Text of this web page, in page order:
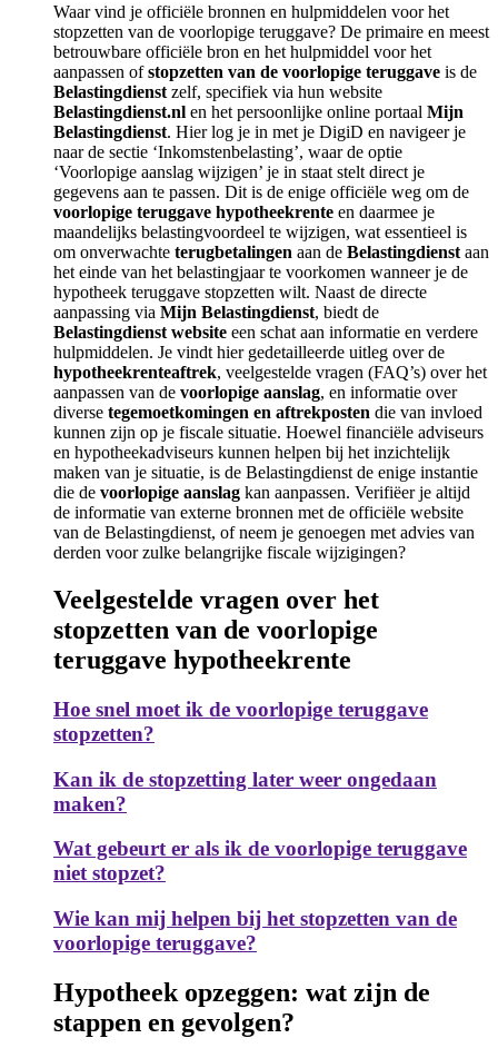
Waar vind je officiële bronnen en hulpmiddelen voor het
stopzetten van de voorlopige teruggave? De primaire en meest
betrouwbare officiële bron en het hulpmiddel voor het
aanpassen ofstopzetten van de voorlopige teruggave is de
Belastingdienst zelf, specifiek via hun website
Belastingdienst.nl en het persoonlijke online portaal Mijn
Belastingdienst. Hier log je in met je DigiD en navigeer je
naar de sectie ‘Inkomstenbelasting’, waar de optie
‘Voorlopige aanslag wijzigen’ je in staat stelt direct je
gegevens aan te passen. Dit is de enige officiële weg om de
voorlopige teruggave hypotheekrente en daarmee je
maandelijks belastingvoordeel te wijzigen, wat essentieel is
om onverwachte terugbetalingen aan de Belastingdienst aan
het einde van het belastingjaar te voorkomen wanneer je de
hypotheek teruggave stopzetten wilt. Naast de directe
aanpassing via Mijn Belastingdienst, biedt de
Belastingdienst website een schat aan informatie en verdere
hulpmiddelen. Je vindt hier gedetailleerde uitleg over de
hypotheekrenteaftrek, veelgestelde vragen (FAQ’s) over het
aanpassen van de voorlopige aanslag, en informatie over
diverse tegemoetkomingen en aftrekposten die van invloed
kunnen zijn op je fiscale situatie. Hoewel financiële adviseurs
en hypotheekadviseurs kunnen helpen bij het inzichtelijk
maken van je situatie, is de Belastingdienst de enige instantie
die de voorlopige aanslag kan aanpassen. Verifiëer je altijd
de informatie van externe bronnen met de officiële website
van de Belastingdienst, of neem je genoegen met advies van
derden voor zulke belangrijke fiscale wijzigingen?
Veelgestelde vragen over het
stopzetten van de voorlopige
teruggave hypotheekrente
Hoe snel moet ik de voorlopige teruggave
stopzetten?
Kan ik de stopzetting later weer ongedaan
maken?
Wat gebeurt er als ik de voorlopige teruggave
niet stopzet?
Wie kan mij helpen bij het stopzetten van de
voorlopige teruggave?
Hypotheek opzeggen: wat zijn de
stappen en gevolgen?